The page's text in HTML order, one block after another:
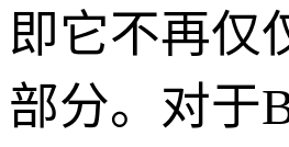
即它不再仅
部分。对于